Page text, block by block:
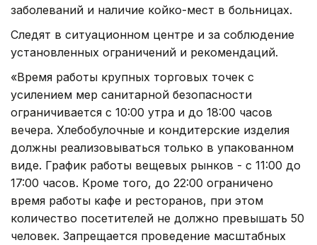
заболеваний и наличие койко-мест в больницах.
Следят в ситуационном центре и за соблюдение
установленных ограничений и рекомендаций.
«Время работы крупных торговых точек с
усилением мер санитарной безопасности
ограничивается с 10:00 утра и до 18:00 часов
вечера. Хлебобулочные и кондитерские изделия
должны реализовываться только в упакованном
виде. График работы вещевых рынков - с 11:00 до
17:00 часов. Кроме того, до 22:00 ограничено
время работы кафе и ресторанов, при этом
количество посетителей не должно превышать 50
человек. Запрещается проведение масштабных